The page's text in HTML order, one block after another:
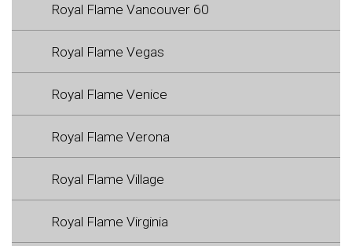
Royal Flame Vancouver 60
Royal Flame Vegas
Royal Flame Venice
Royal Flame Verona
Royal Flame Village
Royal Flame Virginia